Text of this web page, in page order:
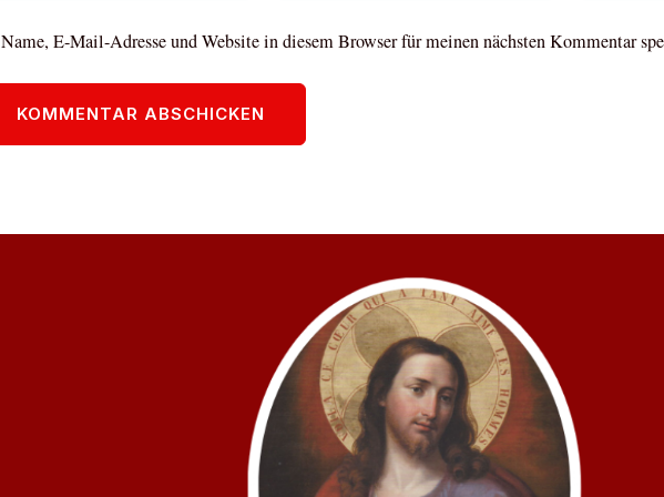
Name, E-Mail-Adresse und Website in diesem Browser für meinen nächsten Kommentar